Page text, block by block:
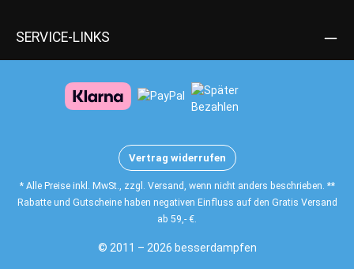
SERVICE-LINKS
Vertrag widerrufen
© 2011 – 2026 besserdampfen
* Alle Preise inkl. MwSt., zzgl. Versand, wenn nicht anders beschrieben. **
Rabatte und Gutscheine haben negativen Einfluss auf den Gratis Versand
ab 59,- €.